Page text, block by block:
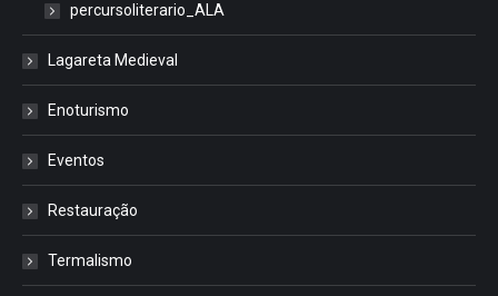
percursoliterario_ALA
Lagareta Medieval
Enoturismo
Eventos
Restauração
Termalismo